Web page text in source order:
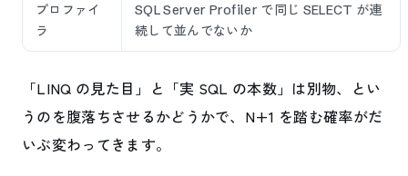
プロファイ
ラ
SQL Server Profiler で同じ SELECT が連
続して並んでないか
「LINQ の見た目」と「実 SQL の本数」は別物、とい
うのを腹落ちさせるかどうかで、N+1 を踏む確率がだ
いぶ変わってきます。